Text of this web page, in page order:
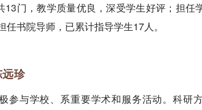
门，教学质量优良，深受学生好评；担任
书院导师，已累计指导学生17人。
远珍
参与学校、系重要学术和服务活动。科研